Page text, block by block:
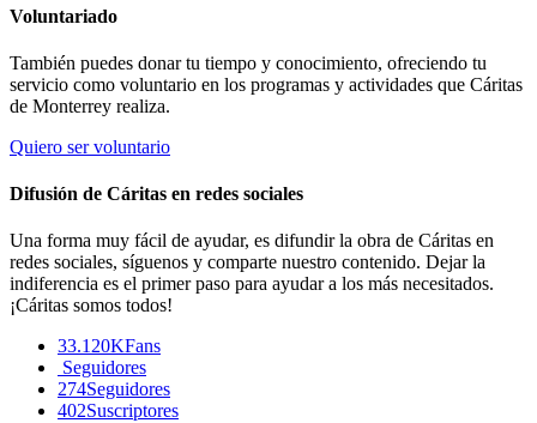
Voluntariado
También puedes donar tu tiempo y conocimiento, ofreciendo tu
servicio como voluntario en los programas y actividades que Cáritas
de Monterrey realiza.
Quiero ser voluntario
Difusión de Cáritas en redes sociales
Una forma muy fácil de ayudar, es difundir la obra de Cáritas en
redes sociales, síguenos y comparte nuestro contenido. Dejar la
indiferencia es el primer paso para ayudar a los más necesitados.
¡Cáritas somos todos!
33.120KFans
Seguidores
274Seguidores
402Suscriptores